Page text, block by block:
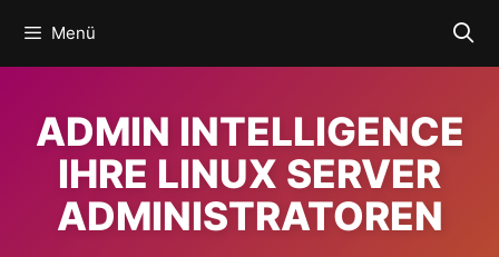
Inhalt
springen
Menü
ADMIN INTELLIGENCE
IHRE LINUX SERVER
ADMINISTRATOREN